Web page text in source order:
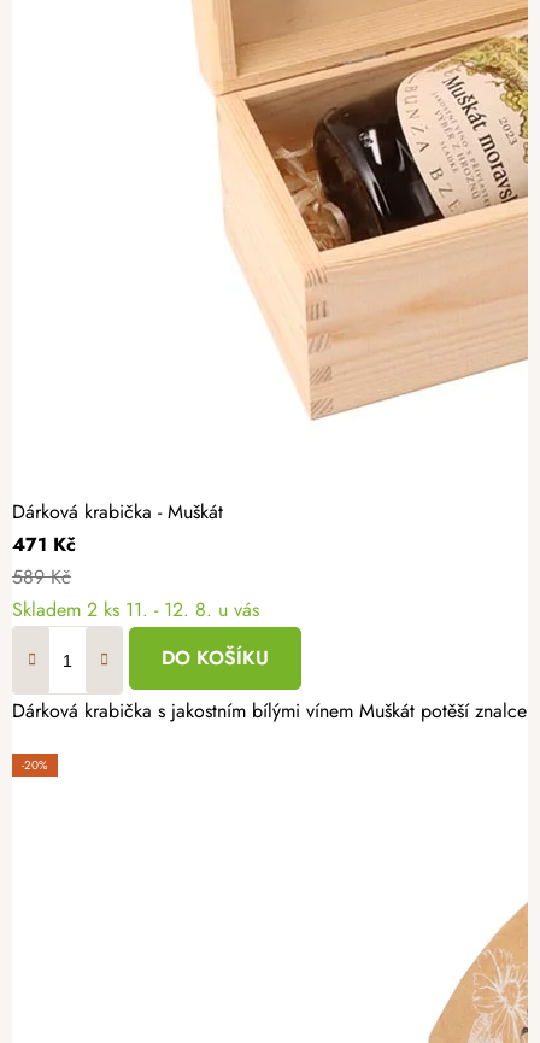
Dárková krabička - Muškát
471 Kč
589 Kč
Skladem 2 ks 11. - 12. 8. u vás
DO KOŠÍKU
Dárková krabička s jakostním bílými vínem Muškát potěší
-20%